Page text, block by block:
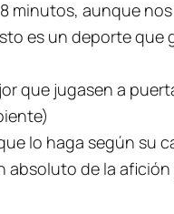
minutos, aunque
es un deporte que
que jugasen a
lo haga según su
absoluto de la